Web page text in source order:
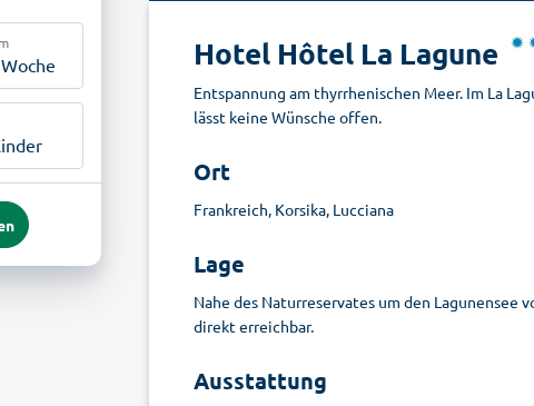
Hotel Hôtel La Lagune
Entspannung am thyrrhenischen Meer. Im La
lässt keine Wünsche offen.
Ort
Frankreich, Korsika, Lucciana
Lage
Nahe des Naturreservates um den Lagunensee
direkt erreichbar.
Ausstattung